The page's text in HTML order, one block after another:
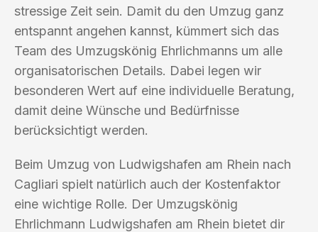
stressige Zeit sein. Damit du den Umzug ganz
entspannt angehen kannst, kümmert sich das
Team des Umzugskönig Ehrlichmanns um alle
organisatorischen Details. Dabei legen wir
besonderen Wert auf eine individuelle Beratung,
damit deine Wünsche und Bedürfnisse
berücksichtigt werden.
Beim Umzug von Ludwigshafen am Rhein nach
Cagliari spielt natürlich auch der Kostenfaktor
eine wichtige Rolle. Der Umzugskönig
Ehrlichmann Ludwigshafen am Rhein bietet dir